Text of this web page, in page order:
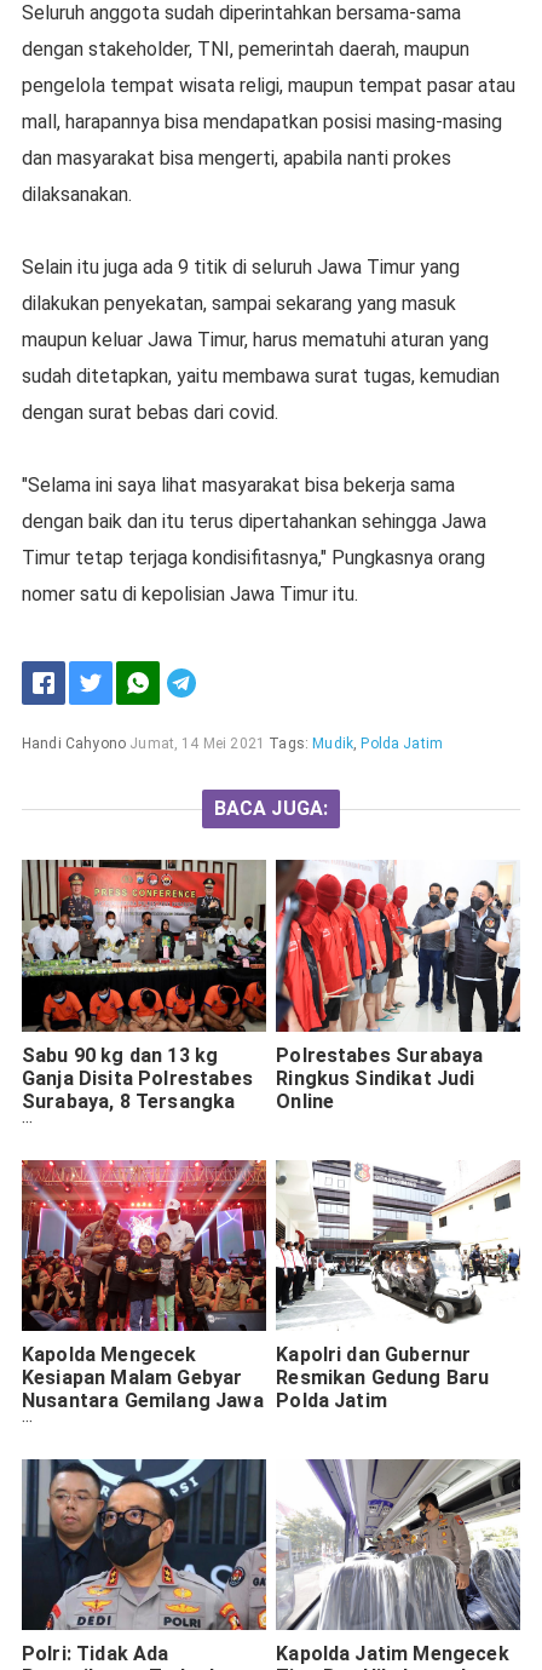
Seluruh anggota sudah diperintahkan bersama-sama
dengan stakeholder, TNI, pemerintah daerah, maupun
pengelola tempat wisata religi, maupun tempat pasar atau
mall, harapannya bisa mendapatkan posisi masing-masing
dan masyarakat bisa mengerti, apabila nanti prokes
dilaksanakan.
Selain itu juga ada 9 titik di seluruh Jawa Timur yang
dilakukan penyekatan, sampai sekarang yang masuk
maupun keluar Jawa Timur, harus mematuhi aturan yang
sudah ditetapkan, yaitu membawa surat tugas, kemudian
dengan surat bebas dari covid.
"Selama ini saya lihat masyarakat bisa bekerja sama
dengan baik dan itu terus dipertahankan sehingga Jawa
Timur tetap terjaga kondisifitasnya," Pungkasnya orang
nomer satu di kepolisian Jawa Timur itu.
Handi Cahyono Jumat, 14 Mei 2021 Tags: Mudik, Polda Jatim
BACA JUGA:
Sabu 90 kg dan 13 kg
Ganja Disita Polrestabes
Surabaya, 8 Tersangka
Berhasil Ditangkap
Polrestabes Surabaya
Ringkus Sindikat Judi
Online
Kapolda Mengecek
Kesiapan Malam Gebyar
Nusantara Gemilang Jawa
Timur 2022
Kapolri dan Gubernur
Resmikan Gedung Baru
Polda Jatim
Polri: Tidak Ada
Kapolda Jatim Mengecek